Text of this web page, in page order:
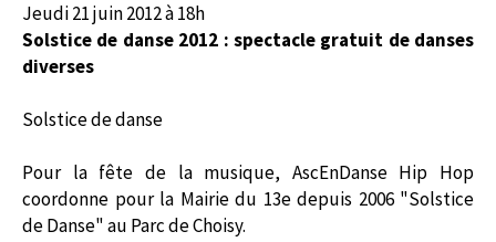
Jeudi 21 juin 2012 à 18h
Solstice de danse 2012 : spectacle gratuit de danses
diverses
Solstice de danse
Pour la fête de la musique, AscEnDanse Hip Hop
coordonne pour la Mairie du 13e depuis 2006 "Solstice
de Danse" au Parc de Choisy.